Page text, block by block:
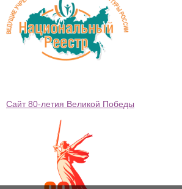
Сайт 80-летия Великой Победы